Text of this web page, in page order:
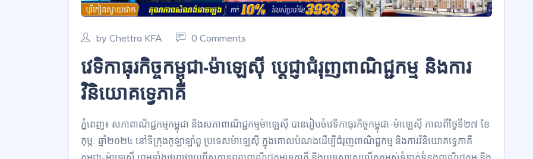
by Chettra KFA 0 Comments
វេទិកាធុរកិច្ចកម្ពុជា-ម៉ាឡេស៊ី ប្តេជ្ញាជំរុញពាណិជ្ជកម្ម និងការ
វិនិយោគទ្វេភាគី
ភ្នំពេញ៖ សភាពាណិជ្ជកម្មកម្ពុជា និងសភាពាណិជ្ជកម្មម៉ាឡេស៊ី បានរៀបចំវេទិកាធុរកិច្ចកម្ពុជា-ម៉ាឡេស៊ី កាលពីថ្ងៃទី២៧ ខែ
កុម្ភៈ ឆ្នាំ២០២៤ នៅទីក្រុងកូឡាឡាំពួ ប្រទេសម៉ាឡេស៊ី ក្នុងគោលបំណងដើម្បីជំរុញពាណិជ្ជកម្ម និងការវិនិយោគទ្វេភាគី